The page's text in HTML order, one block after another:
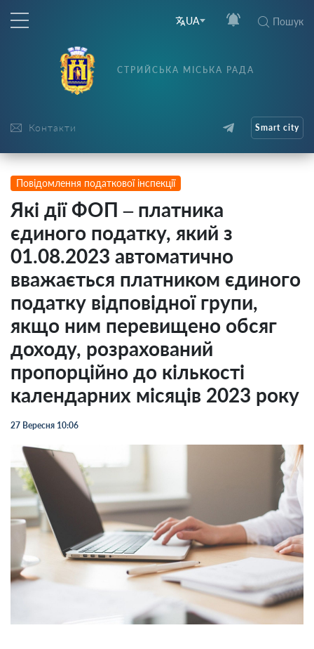
UA Пошук
Контакти
СТРИЙСЬКА МІСЬКА РАДА
Smart city
Повідомлення податкової інспекції
Які дії ФОП – платника
єдиного податку, який з
01.08.2023 автоматично
вважається платником єдиного
податку відповідної групи,
якщо ним перевищено обсяг
доходу, розрахований
пропорційно до кількості
календарних місяців 2023 року
27 Вересня 10:06